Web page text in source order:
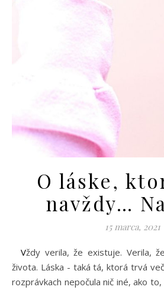
O láske,
navždy…
15 marca, 2021
Vždy verila, že existuje. Verila, že aj jej raz vstúpi do
života. Láska - taká tá, ktorá trvá
rozprávkach nepočula nič iné, ako